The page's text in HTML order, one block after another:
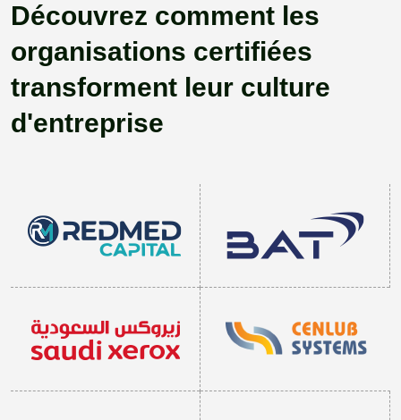
Découvrez comment les
organisations certifiées
transforment leur culture
d'entreprise